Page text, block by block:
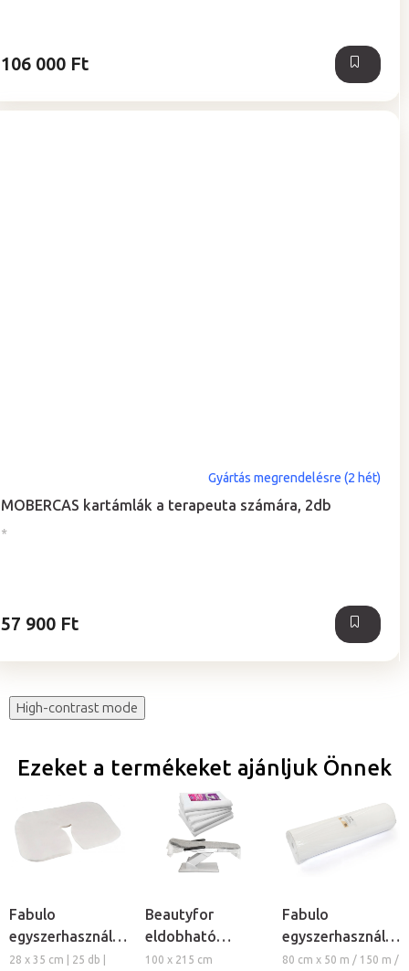
106 000 Ft
MOBERCAS kartámlák a terapeuta számára, 2db
*
Gyártás megrendelésre (2 hét)
57 900 Ft
High-contrast mode
Ezeket a termékeket ajánljuk Önnek
Fabulo
egyszerhasználatos
fejtámla kendő
28 x 35 cm | 25 db |
Beautyfor
eldobható
lepedő, 25ks
100 x 215 cm
Fabulo
lepedő tekercs
80 cm x 50 m / 150 m /